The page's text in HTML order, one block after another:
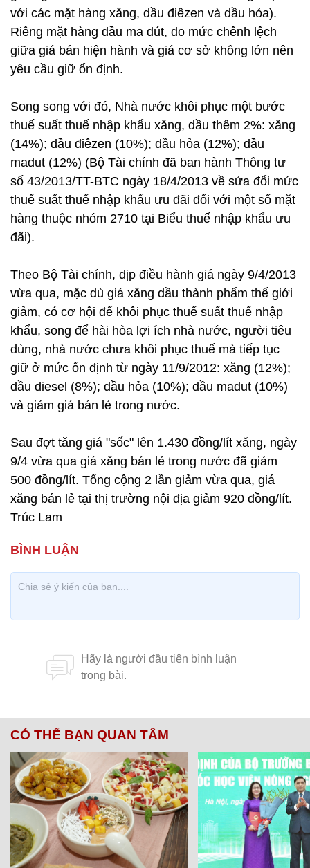
với các mặt hàng xăng, dầu điêzen và dầu hỏa).
Riêng mặt hàng dầu ma dút, do mức chênh lệch
giữa giá bán hiện hành và giá cơ sở không lớn nên
yêu cầu giữ ổn định.
Song song với đó, Nhà nước khôi phục một bước
thuế suất thuế nhập khẩu xăng, dầu thêm 2%: xăng
(14%); dầu điêzen (10%); dầu hỏa (12%); dầu
madut (12%) (Bộ Tài chính đã ban hành Thông tư
số 43/2013/TT-BTC ngày 18/4/2013 về sửa đổi mức
thuế suất thuế nhập khẩu ưu đãi đối với một số mặt
hàng thuộc nhóm 2710 tại Biểu thuế nhập khẩu ưu
đãi).
Theo Bộ Tài chính, dịp điều hành giá ngày 9/4/2013
vừa qua, mặc dù giá xăng dầu thành phẩm thế giới
giảm, có cơ hội để khôi phục thuế suất thuế nhập
khẩu, song để hài hòa lợi ích nhà nước, người tiêu
dùng, nhà nước chưa khôi phục thuế mà tiếp tục
giữ ở mức ổn định từ ngày 11/9/2012: xăng (12%);
dầu diesel (8%); dầu hỏa (10%); dầu madut (10%)
và giảm giá bán lẻ trong nước.
Sau đợt tăng giá "sốc" lên 1.430 đồng/lít xăng, ngày
9/4 vừa qua giá xăng bán lẻ trong nước đã giảm
500 đồng/lít. Tổng cộng 2 lần giảm vừa qua, giá
xăng bán lẻ tại thị trường nội địa giảm 920 đồng/lít.
Trúc Lam
CÓ THỂ BẠN QUAN TÂM